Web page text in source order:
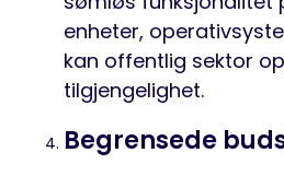
enheter,
kan offentlig sektor
tilgjengelighet.
Begrensede